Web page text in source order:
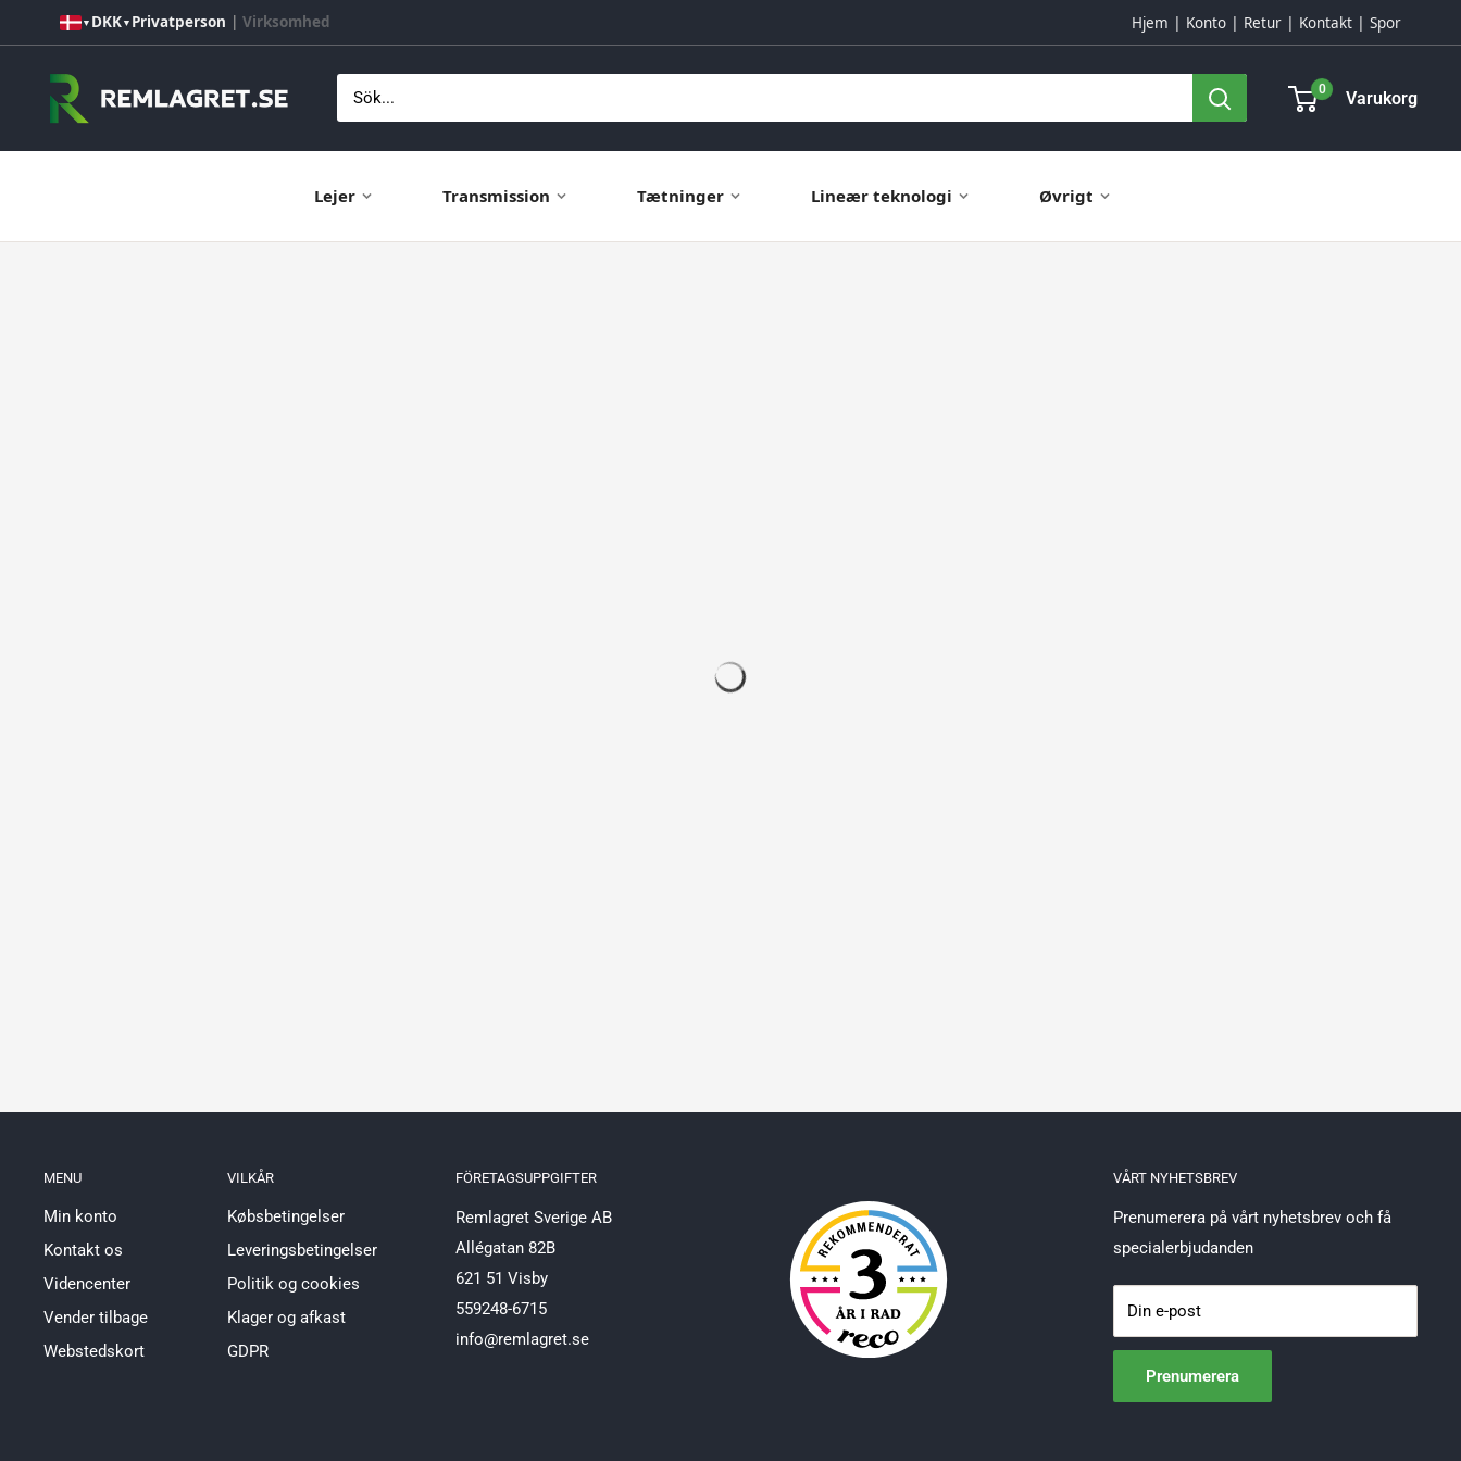
till
innehåll
▼ DKK▼ Privatperson | Virksomhed Hjem Konto Retur Kontakt Spor
Remlagret.se 0 Varukorg
Lejer Transmission Tætninger Lineær teknologi Øvrigt
MENU
Min konto
Kontakt os
Videncenter
Vender tilbage
Webstedskort
VILKÅR
Købsbetingelser
Leveringsbetingelser
Politik og cookies
Klager og afkast
GDPR
FÖRETAGSUPPGIFTER
Remlagret Sverige AB
Allégatan 82B
621 51 Visby
559248-6715
info@remlagret.se
VÅRT NYHETSBREV
Prenumerera på vårt nyhetsbrev och få
specialerbjudanden
Din e-post
Prenumerera